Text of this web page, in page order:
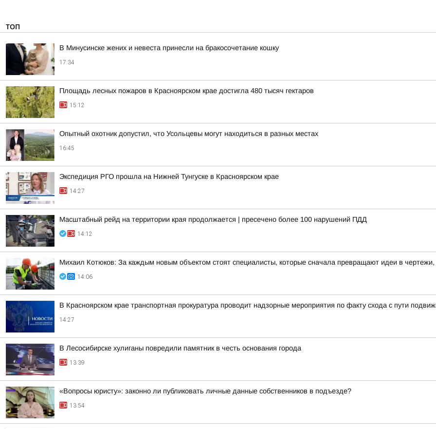
ТОП
В Минусинске жених и невеста принесли на бракосочетание кошку
17:34
Площадь лесных пожаров в Красноярском крае достигла 480 тысяч гектаров
15:12
Опытный охотник допустил, что Усольцевы могут находиться в разных местах
16:45
Экспедиция РГО прошла на Нижней Тунгуске в Красноярском крае
14:27
Масштабный рейд на территории края продолжается | пресечено более 100 нарушений ПДД
14:12
Михаил Котюков: За каждым новым объектом стоят специалисты, которые сначала превращают идеи в
14:06
В Красноярском крае транспортная прокуратура проводит надзорные мероприятия по факту схода с пути
14:27
В Лесосибирске хулиганы повредили памятник в честь основания города
13:39
«Вопросы юристу»: законно ли публиковать личные данные собственников в подъезде?
13:54